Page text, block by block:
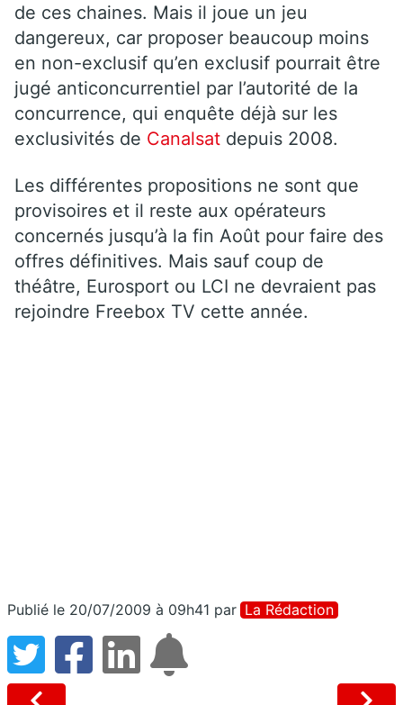
de ces chaines. Mais il joue un jeu
dangereux, car proposer beaucoup moins
en non-exclusif qu’en exclusif pourrait être
jugé anticoncurrentiel par l’autorité de la
concurrence, qui enquête déjà sur les
exclusivités de Canalsat depuis 2008.
Les différentes propositions ne sont que
provisoires et il reste aux opérateurs
concernés jusqu’à la fin Août pour faire des
offres définitives. Mais sauf coup de
théâtre, Eurosport ou LCI ne devraient pas
rejoindre Freebox TV cette année.
Publié le 20/07/2009 à 09h41 par La Rédaction